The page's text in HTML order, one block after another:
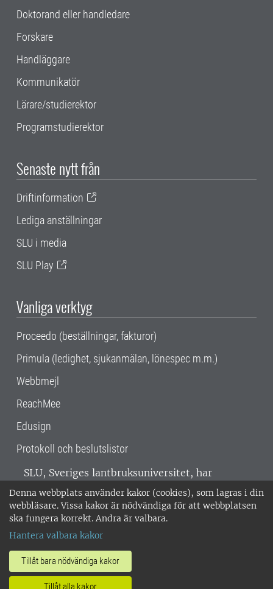
Denna webbplats använder kakor (cookies), som lagras i din
webbläsare. Vissa kakor är nödvändiga för att webbplatsen
ska fungera korrekt. Andra är valbara.
Hantera valbara kakor
Tillåt bara nödvändiga kakor
Tillåt alla kakor
Doktorand eller handledare
Forskare
Handläggare
Kommunikatör
Lärare/studierektor
Programstudierektor
Senaste nytt från
Driftinformation
Lediga anställningar
SLU i media
SLU Play
Vanliga verktyg
Proceedo (beställningar, fakturor)
Primula (ledighet, sjukanmälan, lönespec m.m.)
Webbmejl
ReachMee
Edusign
Protokoll och beslutslistor
SLU, Sveriges lantbruksuniversitet, har
verksamhet över hela Sverige. Huvudorter är
Alnarp, Uppsala och Umeå.SLU är
miljöcertifierat enligt ISO 14001. •
018-67 10 00 • Org nr: 202100-2817 •
Om SLU:s webbplatser
•Hantera kakor•Behandling av